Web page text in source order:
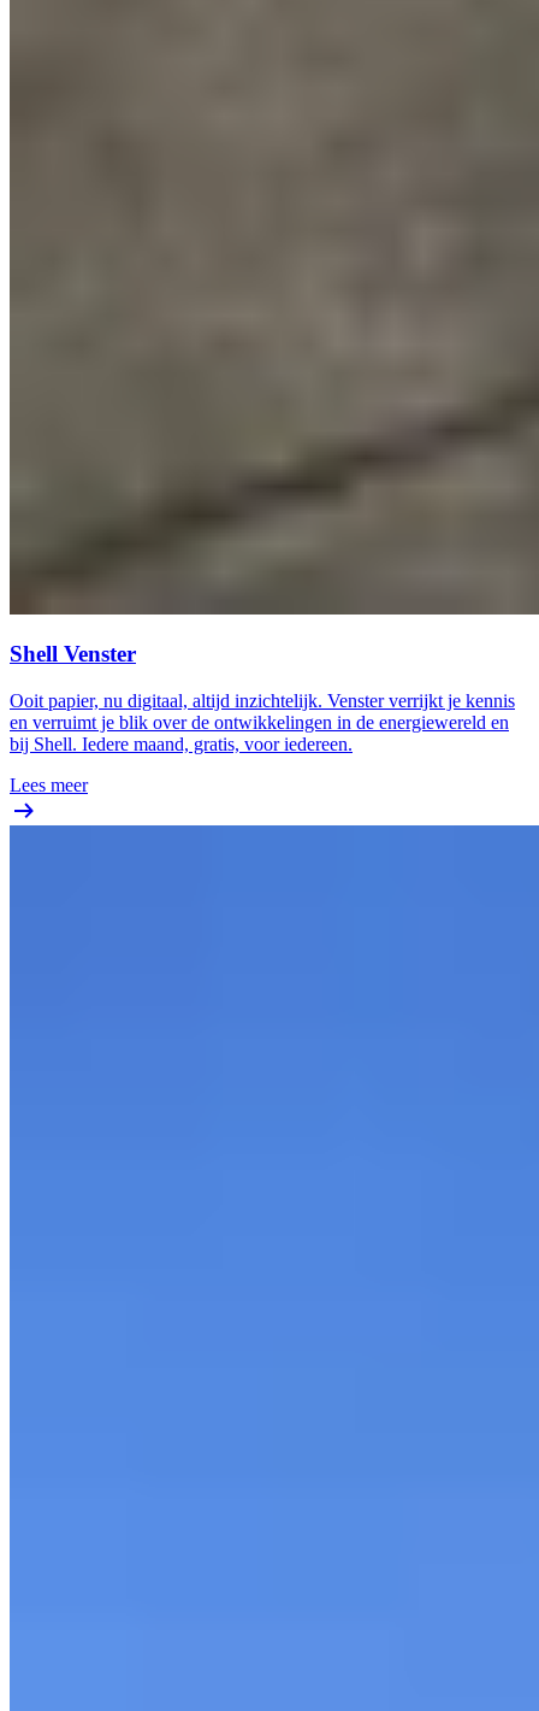
Shell Venster
Ooit papier, nu digitaal, altijd inzichtelijk. Venster verrijkt je kennis
en verruimt je blik over de ontwikkelingen in de energiewereld en
bij Shell. Iedere maand, gratis, voor iedereen.
Lees meer